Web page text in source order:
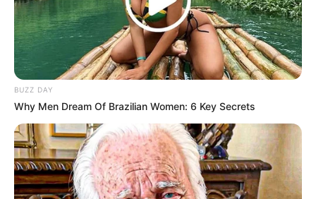
BUZZ DAY
Why Men Dream Of Brazilian Women: 6 Key Secrets